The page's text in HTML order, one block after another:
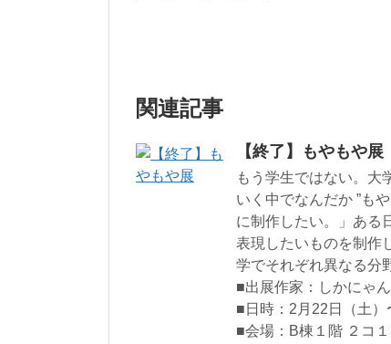
関連記事
【終了】もやもや展
もう学生ではない。大
いく中でなんだか ”も
に制作したい。」ある
表現したいものを制作
学でそれぞれ異なる分
■出展作家：しかにゃ
■日時：2月22日（土）
■会場：B棟１階 ２コ